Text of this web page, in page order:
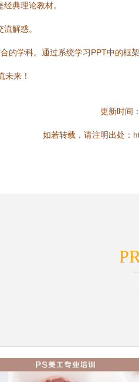
典理论教材。
解惑。
的学科。通过系统学习PPT中的
未来！
更新时间
如若转载，请注明出处：